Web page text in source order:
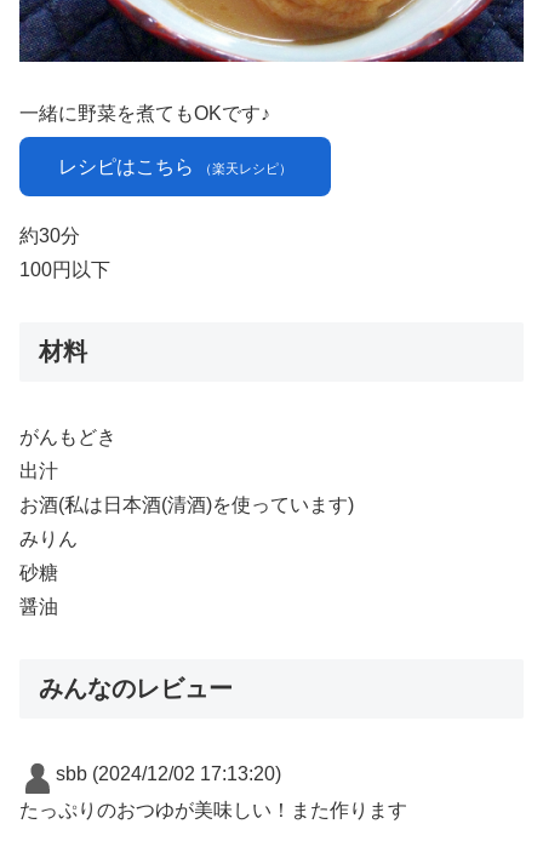
一緒に野菜を煮てもOKです♪
レシピはこちら （楽天レシピ）
約30分
100円以下
材料
がんもどき
出汁
お酒(私は日本酒(清酒)を使っています)
みりん
砂糖
醤油
みんなのレビュー
sbb (2024/12/02 17:13:20)
たっぷりのおつゆが美味しい！また作ります